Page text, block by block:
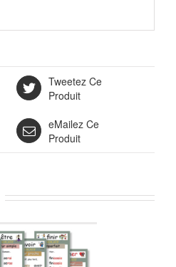
Tweetez Ce
Produit
eMailez Ce
Produit